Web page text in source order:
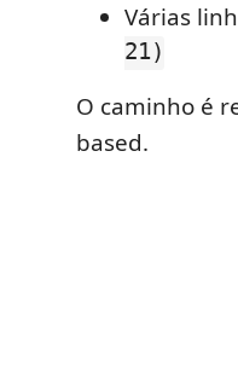
Várias
21)
O caminho é
based.